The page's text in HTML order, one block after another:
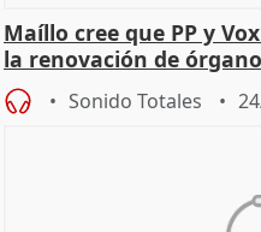
Maíllo cree que PP y
la renovación de
Sonido Totales